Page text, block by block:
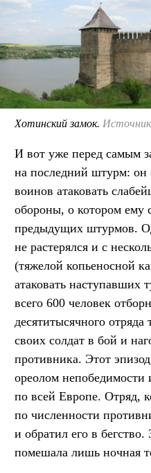
Хотинский замок.
И вот уже перед самым
на последний штурм: он
воинов атаковать
обороны, о котором ему
предыдущих штурмов.
не растерялся и с
(тяжелой копьеносной
атаковать наступавших
всего 600 человек
десятитысячного
своих солдат в бой и
противника. Этот
ореолом непобедимости
по всей Европе. Отряд,
по численности
и обратил его в бегство.
помешала лишь ночная